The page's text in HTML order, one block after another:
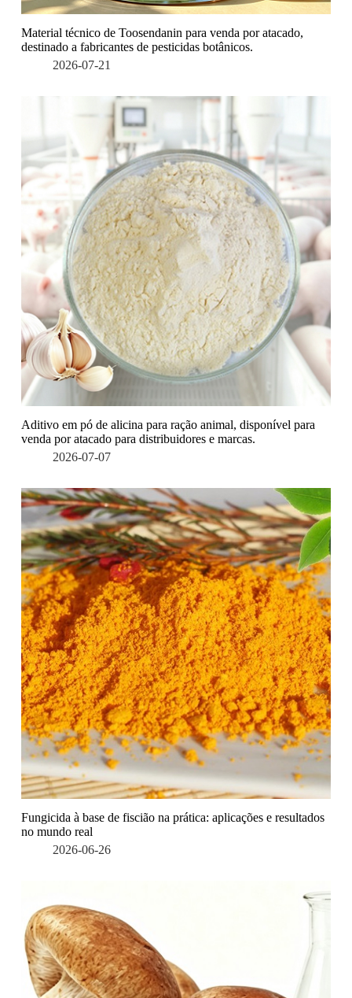
Material técnico de Toosendanin para venda por atacado,
destinado a fabricantes de pesticidas botânicos.
2026-07-21
Aditivo em pó de alicina para ração animal, disponível para
venda por atacado para distribuidores e marcas.
2026-07-07
Fungicida à base de fiscião na prática: aplicações e resultados
no mundo real
2026-06-26